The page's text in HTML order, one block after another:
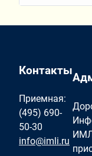
Контакты
Приемная:
(495) 690-
50-30
info@imli.ru